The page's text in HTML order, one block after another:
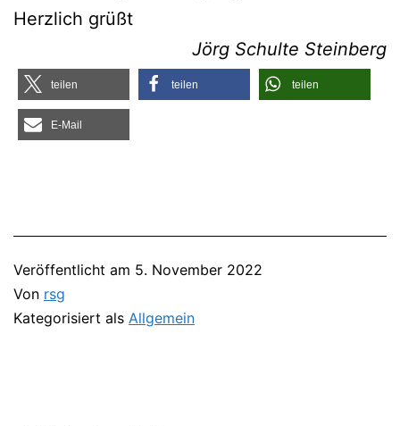
Herz­lich grüßt
Jörg Schul­te Steinberg
tei­len tei­len tei­len
E‑Mail
Veröffentlicht am 5. November 2022
Von rsg
Kategorisiert als Allgemein